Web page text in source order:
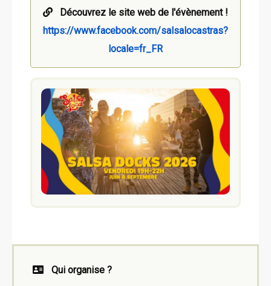
Découvrez le site web de l'évènement !
https://www.facebook.com/salsalocastras?
locale=fr_FR
Qui organise ?